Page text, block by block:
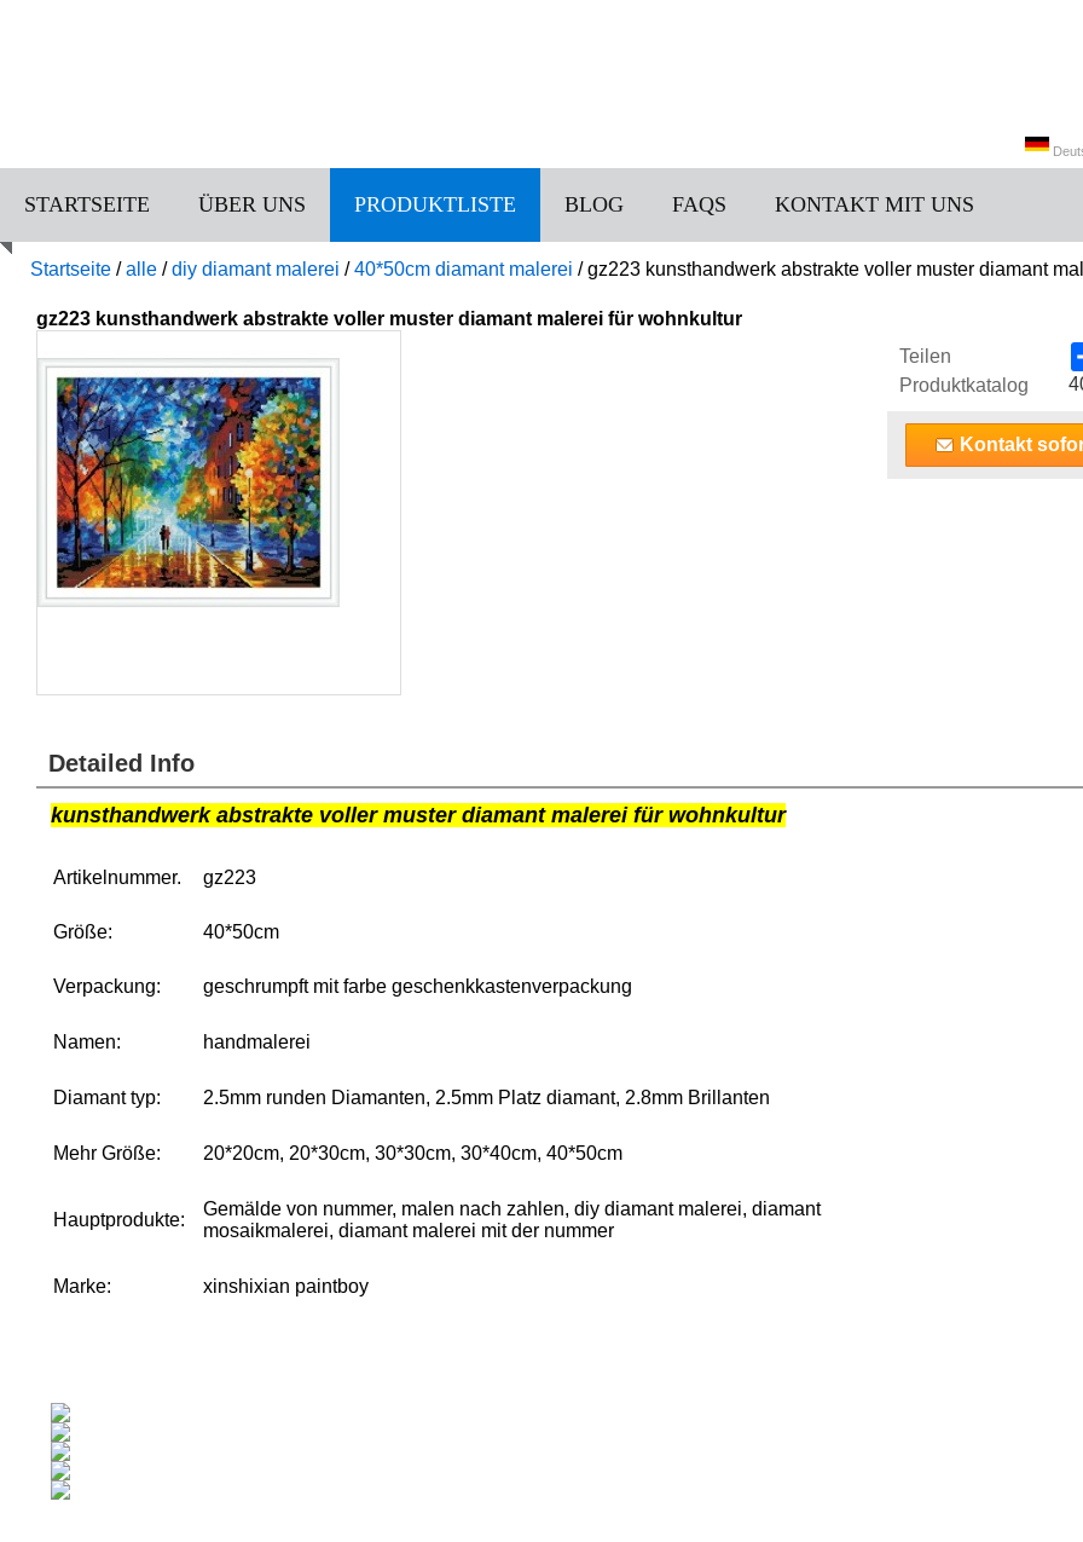
STARTSEITE ÜBER UNS PRODUKTLISTE BLOG FAQS KONTAKT MIT UNS
Startseite /alle /diy diamant malerei /40*50cm diamant malerei /gz223 kunsthandwerk abstrakte voller muster diamant
gz223 kunsthandwerk abstrakte voller muster diamant malerei für wohnkultur
Teilen
Produktkatalog
Kontakt
Detailed Info
kunsthandwerk abstrakte voller muster diamant malerei für wohnkultur
Artikelnummer. gz223
Größe: 40*50cm
Verpackung: geschrumpft mit farbe geschenkkastenverpackung
Namen: handmalerei
Diamant typ: 2.5mm runden Diamanten, 2.5mm Platz diamant, 2.8mm Brillanten
Mehr Größe: 20*20cm, 20*30cm, 30*30cm, 30*40cm, 40*50cm
Hauptprodukte:
Gemälde von nummer, malen nach zahlen, diy diamant malerei, diamant
mosaikmalerei, diamant malerei mit der nummer
Marke: xinshixian paintboy